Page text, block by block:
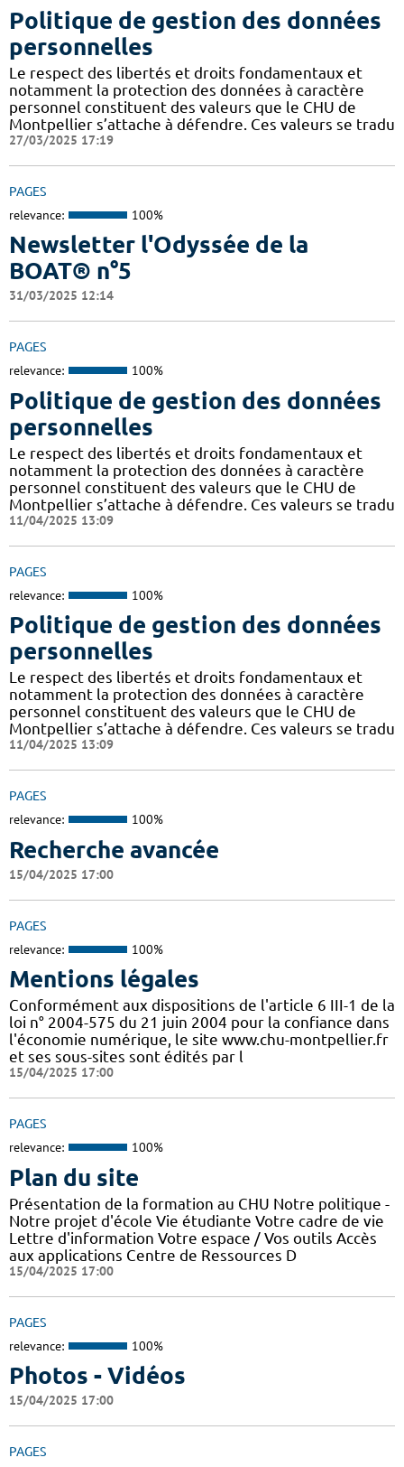
Politique de gestion des données
personnelles
Le respect des libertés et droits fondamentaux et
notamment la protection des données à caractère
personnel constituent des valeurs que le CHU de
Montpellier s’attache à défendre. Ces valeurs se tradu
27/03/2025 17:19
PAGES
relevance: 100%
Newsletter l'Odyssée de la
BOAT® n°5
31/03/2025 12:14
PAGES
relevance: 100%
Politique de gestion des données
personnelles
Le respect des libertés et droits fondamentaux et
notamment la protection des données à caractère
personnel constituent des valeurs que le CHU de
Montpellier s’attache à défendre. Ces valeurs se tradu
11/04/2025 13:09
PAGES
relevance: 100%
Politique de gestion des données
personnelles
Le respect des libertés et droits fondamentaux et
notamment la protection des données à caractère
personnel constituent des valeurs que le CHU de
Montpellier s’attache à défendre. Ces valeurs se tradu
11/04/2025 13:09
PAGES
relevance: 100%
Recherche avancée
15/04/2025 17:00
PAGES
relevance: 100%
Mentions légales
Conformément aux dispositions de l'article 6 III-1 de la
loi n° 2004-575 du 21 juin 2004 pour la confiance dans
l'économie numérique, le site www.chu-montpellier.fr
et ses sous-sites sont édités par l
15/04/2025 17:00
PAGES
relevance: 100%
Plan du site
Présentation de la formation au CHU Notre politique -
Notre projet d'école Vie étudiante Votre cadre de vie
Lettre d'information Votre espace / Vos outils Accès
aux applications Centre de Ressources D
15/04/2025 17:00
PAGES
relevance: 100%
Photos - Vidéos
15/04/2025 17:00
PAGES